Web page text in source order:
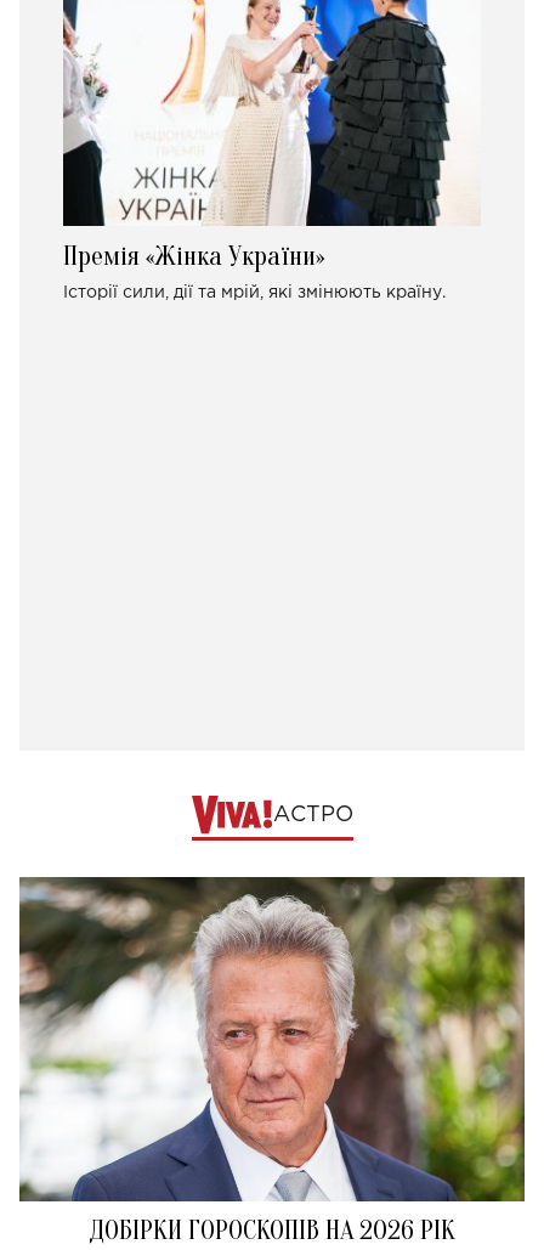
Премія «Жінка України»
Історії сили, дії та мрій, які змінюють країну.
АСТРО
ДОБІРКИ ГОРОСКОПІВ НА 2026 РІК